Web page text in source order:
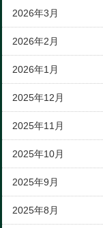
2026年3月
2026年2月
2026年1月
2025年12月
2025年11月
2025年10月
2025年9月
2025年8月